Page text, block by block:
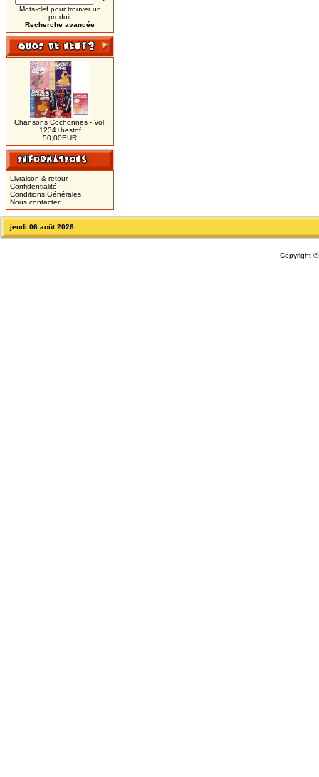
Mots-clef pour trouver un
produit
Recherche avancée
Chansons Cochonnes - Vol.
1234+bestof
50,00EUR
Livraison & retour
Confidentialité
Conditions Générales
Nous contacter
jeudi 06 août 2026
Copyright